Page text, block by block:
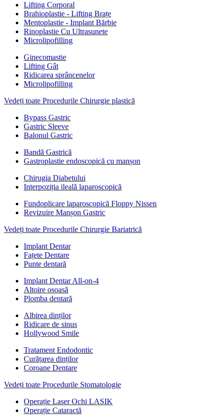
Lifting Corporal
Brahioplastie - Lifting Brațe
Mentoplastie - Implant Bărbie
Rinoplastie Cu Ultrasunete
Microlipofilling
Ginecomastie
Lifting Gât
Ridicarea sprâncenelor
Microlipofilling
Vedeți toate Procedurile Chirurgie plastică
Bypass Gastric
Gastric Sleeve
Balonul Gastric
Bandă Gastrică
Gastroplastie endoscopică cu manșon
Chirugia Diabetului
Interpoziția ileală laparoscopică
Fundoplicare laparoscopică Floppy Nissen
Revizuire Manșon Gastric
Vedeți toate Procedurile Chirurgie Bariatrică
Implant Dentar
Fațete Dentare
Punte dentară
Implant Dentar All-on-4
Altoire osoasă
Plomba dentară
Albirea dinților
Ridicare de sinus
Hollywood Smile
Tratament Endodontic
Curățarea dinților
Coroane Dentare
Vedeți toate Procedurile Stomatologie
Operație Laser Ochi LASIK
Operație Cataractă